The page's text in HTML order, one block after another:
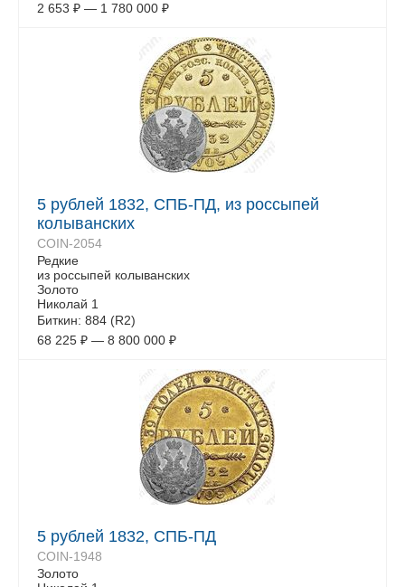
2 653 ₽ — 1 780 000 ₽
5 рублей 1832, СПБ-ПД, из россыпей
колыванских
COIN-2054
Редкие
из россыпей колыванских
Золото
Николай 1
Биткин: 884 (R2)
68 225 ₽ — 8 800 000 ₽
5 рублей 1832, СПБ-ПД
COIN-1948
Золото